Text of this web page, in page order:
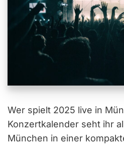
Wer spielt 2025 live in
Konzertkalender seht ihr
München in einer